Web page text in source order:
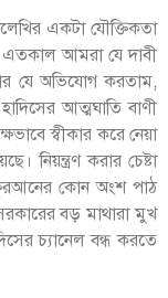
একটা যৌক্তিকতা
আমরা যে দাবী
যে অভিযোগ করতাম,
আত্মঘাতি বাণী
স্বীকার করে নেয়া
নিয়ন্ত্রণ করার চেষ্টা
কোন অংশ পাঠ
ের বড় মাথারা মুখ
চ্যানেল বন্ধ করতে